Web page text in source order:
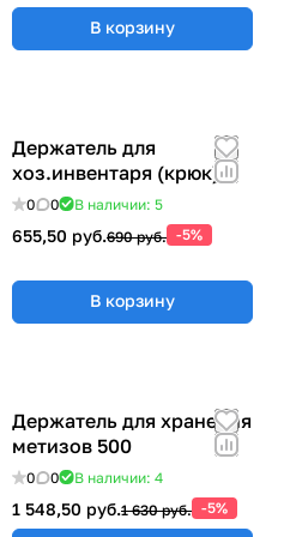
В корзину
Держатель для
хоз.инвентаря (крюк)
0 0 В наличии: 5
655,50 руб.690 руб. -5%
В корзину
Держатель для хранения
метизов 500
0 0 В наличии: 4
1 548,50 руб.1 630 руб. -5%